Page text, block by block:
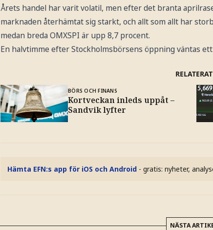
Årets handel har varit volatil, men efter det branta
marknaden återhämtat sig starkt, och allt som allt har
medan breda OMXSPI är upp 8,7 procent.
En halvtimme efter Stockholmsbörsens öppning väntas
RELATERAT
BÖRS OCH FINANS
Kortveckan inleds uppåt –
Sandvik lyfter
Hämta EFN:s app för iOS och Android - gratis: nyheter,
NÄSTA